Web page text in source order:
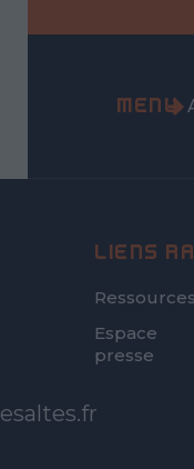
MENU
LIENS
Ressources
Espace
presse